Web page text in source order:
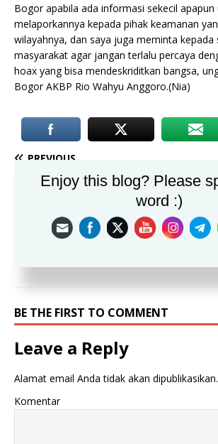
Bogor apabila ada informasi sekecil
melaporkannya kepada pihak keamanan
wilayahnya, dan saya juga meminta kepada
masyarakat agar jangan terlalu percaya
hoax yang bisa mendeskriditkan bangsa,
Bogor AKBP Rio Wahyu Anggoro.(Nia)
PREVIOUS
Kapolres Bogor dan Jajarannya Berikan Kejutan
HUT TNI ke-78
Jumat Curhat di Polres Bogor Masih
BE THE FIRST TO COMMENT
Leave a Reply
Alamat email Anda tidak akan dipublikasikan.
Komentar
Enjoy this blog? Please
word :)